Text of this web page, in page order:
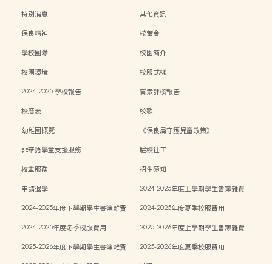
特別消息
其他資訊
保良精神
校董會
學校團隊
校園簡介
校園環境
校服式樣
2024-2025 學校報告
質素評核報告
校曆表
校歌
幼稚園概覽
《保良局守護兒童政策》
非華語學童支援服務
駐校社工
校車服務
招生須知
申請退學
2024-2025年度上學期學生書簿雜費
2024-2025年度下學期學生書簿雜費
2024-2025年度夏季校服費用
2024-2025年度冬季校服費用
2025-2026年度上學期學生書簿雜費
2025-2026年度下學期學生書簿雜費
2025-2026年度夏季校服費用